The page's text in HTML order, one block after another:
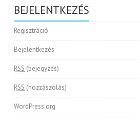
BEJELENTKEZÉS
Regisztráció
Bejelentkezés
RSS (bejegyzés)
RSS (hozzászólás)
WordPress.org